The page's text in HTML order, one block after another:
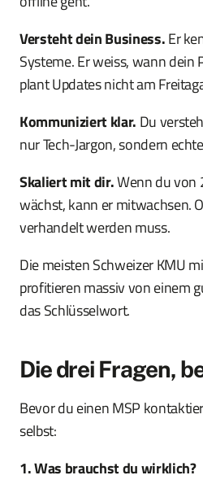
Versteht dein Business.Er
Systeme. Er weiss, wann dein
plant Updates nicht am
Kommuniziert klar. Du
nur Tech-Jargon, sondern
Skaliert mit dir.Wenn du von
wächst, kann er mitwachsen.
verhandelt werden muss.
Die meisten Schweizer KMU
profitieren massiv von einem
das Schlüsselwort.
Die drei Fragen,
Bevor du einen MSP
selbst:
1. Was brauchst du wirklich?